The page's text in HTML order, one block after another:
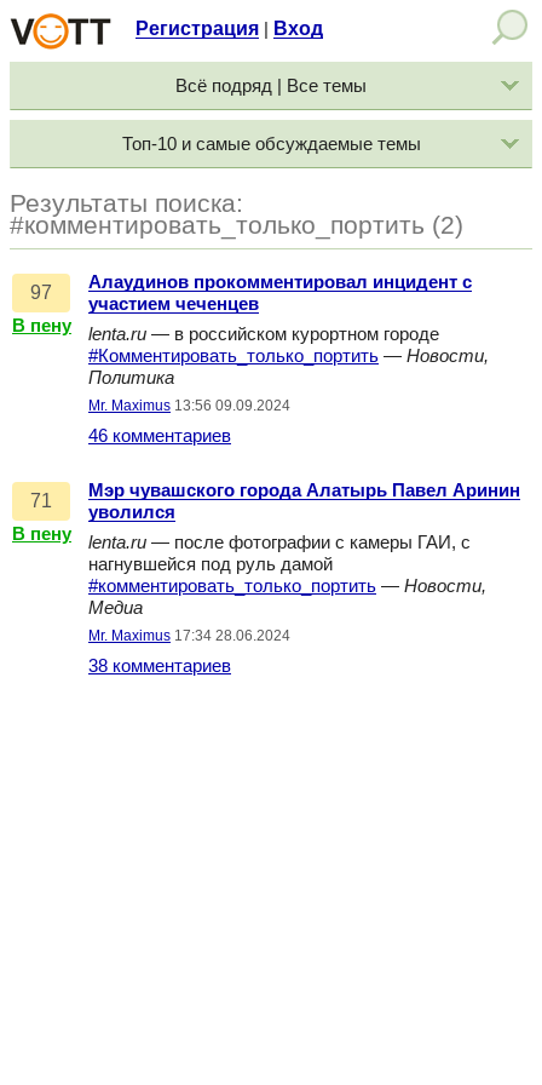
Регистрация Вход
Всё подряд | Все темы
Топ-10 и самые обсуждаемые темы
Результаты поиска:
#комментировать_только_портить (2)
97
В пену
Алаудинов прокомментировал инцидент с
участием чеченцев
lenta.ru — в российском курортном городе
#Комментировать_только_портить — Новости,
Политика
Mr. Maximus 13:56 09.09.2024
46 комментариев
71
В пену
Мэр чувашского города Алатырь Павел Аринин
уволился
lenta.ru — после фотографии с камеры ГАИ, с
нагнувшейся под руль дамой
#комментировать_только_портить — Новости,
Медиа
Mr. Maximus 17:34 28.06.2024
38 комментариев